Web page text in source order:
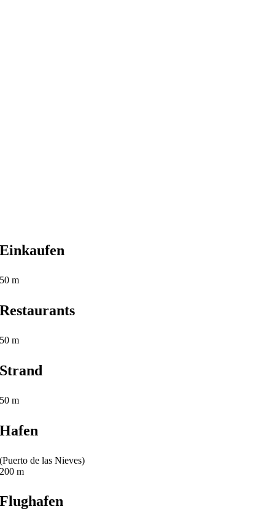
Einkaufen
50 m
Restaurants
50 m
Strand
50 m
Hafen
(Puerto de las Nieves)
200 m
Flughafen